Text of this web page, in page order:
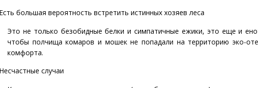
большая вероятность встретить истинных хозяев леса
Это не только безобидные белки и симпатичные ежики, это еще и
чтобы полчища комаров и мошек не попадали на территорию эко-
комфорта.
случаи